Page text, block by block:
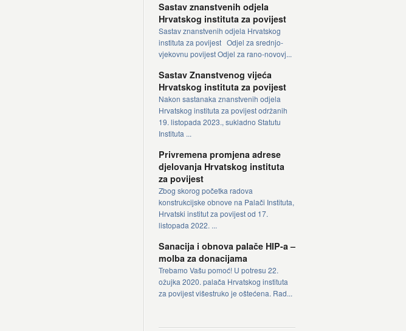
Sastav znanstvenih odjela
Hrvatskog instituta za povijest
Sastav znanstvenih odjela Hrvatskog
instituta za povijest Odjel za srednjo-
vjekovnu povijest Odjel za rano-novovj...
Sastav Znanstvenog vijeća
Hrvatskog instituta za povijest
Nakon sastanaka znanstvenih odjela
Hrvatskog instituta za povijest održanih
19. listopada 2023., sukladno Statutu
Instituta ...
Privremena promjena adrese
djelovanja Hrvatskog instituta
za povijest
Zbog skorog početka radova
konstrukcijske obnove na Palači Instituta,
Hrvatski institut za povijest od 17.
listopada 2022. ...
Sanacija i obnova palače HIP-a –
molba za donacijama
Trebamo Vašu pomoć! U potresu 22.
ožujka 2020. palača Hrvatskog instituta
za povijest višestruko je oštećena. Rad...